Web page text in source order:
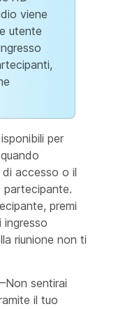
viene
utente
per
accesso o il
partecipante.
premi
ingresso
riunione non ti
sentirai
il tuo